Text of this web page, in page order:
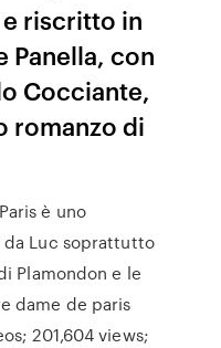
riscritto in
Panella, con
Cocciante,
romanzo di
è uno
Luc soprattutto
Plamondon e le
dame de paris
201,604 views;